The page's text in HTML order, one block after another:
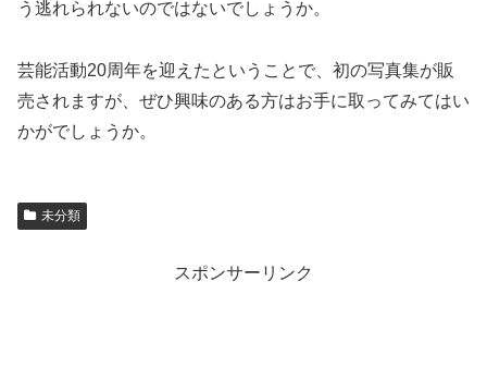
う逃れられないのではないでしょうか。
芸能活動20周年を迎えたということで、初の写真集が販
売されますが、ぜひ興味のある方はお手に取ってみてはい
かがでしょうか。
未分類
スポンサーリンク